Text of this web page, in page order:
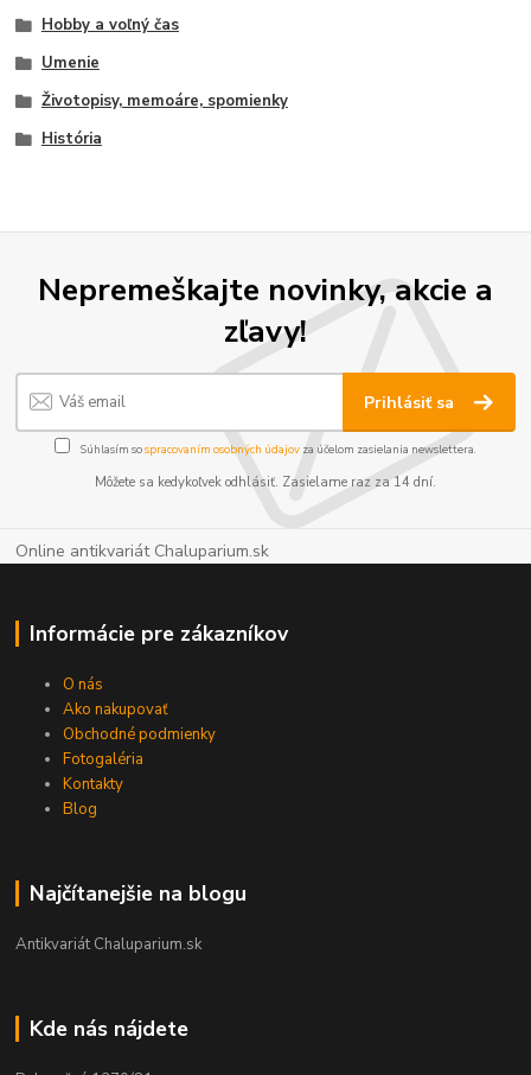
Hobby a voľný čas
Umenie
Životopisy, memoáre, spomienky
História
Nepremeškajte novinky, akcie a
zľavy!
Prihlásiť sa
Súhlasím sospracovaním osobných údajov za účelom zasielania newslettera.
Môžete sa kedykoľvek odhlásiť. Zasielame raz za 14 dní.
Online antikvariát Chaluparium.sk
Informácie pre zákazníkov
O nás
Ako nakupovať
Obchodné podmienky
Fotogaléria
Kontakty
Blog
Najčítanejšie na blogu
Antikvariát Chaluparium.sk
Kde nás nájdete